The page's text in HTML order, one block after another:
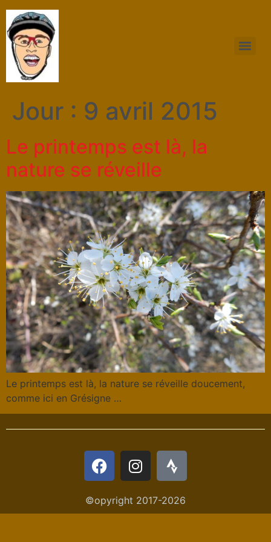
Jour : 9 avril 2015
Le printemps est là, la
nature se réveille
Le printemps est là, la nature se réveille doucement,
comme ici en Grésigne …
©opyright 2017-2026